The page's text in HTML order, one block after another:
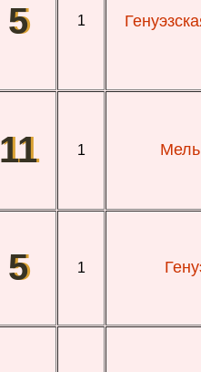
5 1
11 1
5 1